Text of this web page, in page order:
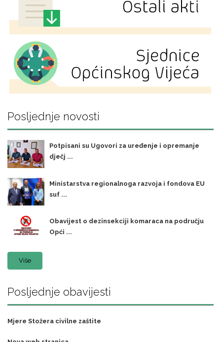
Posljednje novosti
Potpisani su Ugovori za uređenje i opremanje
dječj ...
Ministarstva regionalnoga razvoja i fondova EU
suf ...
Obavijest o dezinsekciji komaraca na području
Opći ...
Više
Posljednje obavijesti
Mjere Stožera civilne zaštite